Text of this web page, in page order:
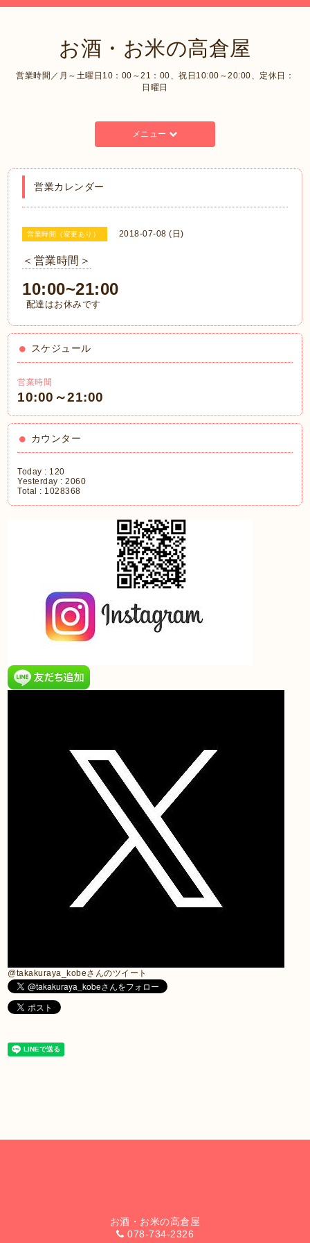
お酒・お米の高倉屋
営業時間／月～土曜日10：00～21：00、祝日10:00～20:00、定休日：
日曜日
メニュー
営業カレンダー
営業時間（変更あり） 2018-07-08 (日)
＜営業時間＞
10:00~21:00
配達はお休みです
スケジュール
営業時間
10:00～21:00
カウンター
Today : 120
Yesterday :2060
Total : 1028368
@takakuraya_kobeさんのツイート
お酒・お米の高倉屋
078-734-2326